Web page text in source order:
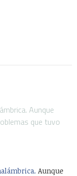
Aunque
que tuvo
Aunque